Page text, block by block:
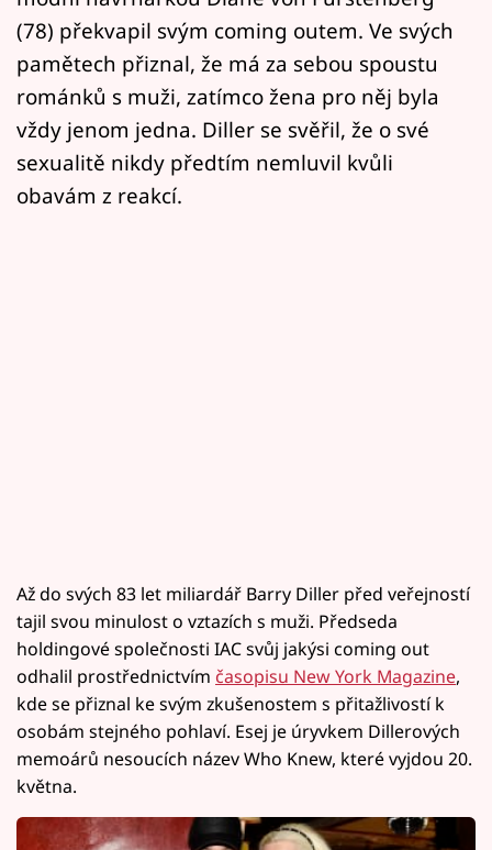
(78) překvapil svým coming outem. Ve svých
pamětech přiznal, že má za sebou spoustu
románků s muži, zatímco žena pro něj byla
vždy jenom jedna. Diller se svěřil, že o své
sexualitě nikdy předtím nemluvil kvůli
obavám z reakcí.
Až do svých 83 let miliardář Barry Diller před veřejností
tajil svou minulost o vztazích s muži. Předseda
holdingové společnosti IAC svůj jakýsi coming out
odhalil prostřednictvím časopisu New York Magazine,
kde se přiznal ke svým zkušenostem s přitažlivostí k
osobám stejného pohlaví. Esej je úryvkem Dillerových
memoárů nesoucích název Who Knew, které vyjdou 20.
května.